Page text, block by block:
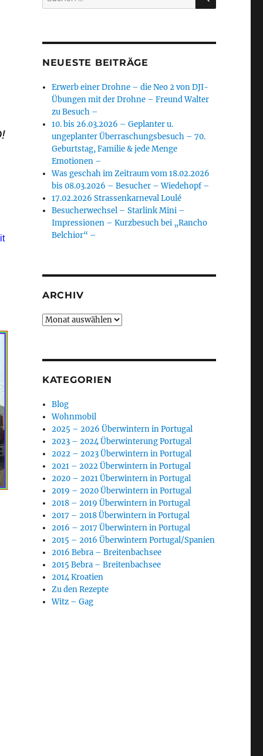
nach:
NEUESTE BEITRÄGE
Erwerb einer Drohne – die Neo 2 von DJI-
Übungen mit der Drohne – Freund Walter
zu Besuch –
10. bis 26.03.2026 – Geplanter u.
ungeplanter Überraschungsbesuch – 70.
Geburtstag, Familie & jede Menge
Emotionen –
Was geschah im Zeitraum vom 18.02.2026
bis 08.03.2026 – Besucher – Wiedehopf –
17.02.2026 Strassenkarneval Loulé
Besucherwechsel – Starlink Mini –
Impressionen – Kurzbesuch bei „Rancho
Belchior“ –
ARCHIV
Archiv
KATEGORIEN
Blog
Wohnmobil
2025 – 2026 Überwintern in Portugal
2023 – 2024 Überwinterung Portugal
2022 – 2023 Überwintern in Portugal
2021 – 2022 Überwintern in Portugal
2020 – 2021 Überwintern in Portugal
2019 – 2020 Überwintern in Portugal
2018 – 2019 Überwintern in Portugal
2017 – 2018 Überwintern in Portugal
2016 – 2017 Überwintern in Portugal
2015 – 2016 Überwintern Portugal/Spanien
2016 Bebra – Breitenbachsee
2015 Bebra – Breitenbachsee
2014 Kroatien
Zu den Rezepte
Witz – Gag